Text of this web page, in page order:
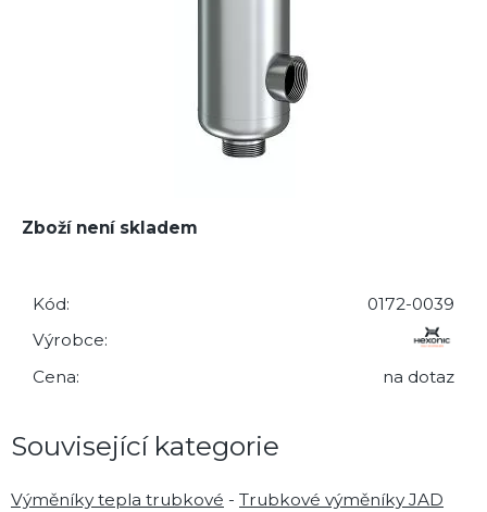
Zboží není skladem
Kód:
0172-0039
Výrobce:
Cena:
na dotaz
Související kategorie
Výměníky tepla trubkové - Trubkové výměníky JAD